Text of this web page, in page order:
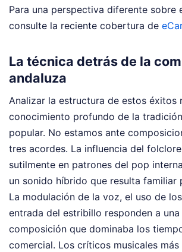
Para una perspectiva diferente sobre
consulte la reciente cobertura de
La técnica detrás de la
andaluza
Analizar la estructura de estos éxitos
conocimiento profundo de la
popular. No estamos ante
tres acordes. La influencia del
sutilmente en patrones del pop
un sonido híbrido que resulta familiar
La modulación de la voz, el uso de
entrada del estribillo responden a una
composición que dominaba los
comercial. Los críticos musicales